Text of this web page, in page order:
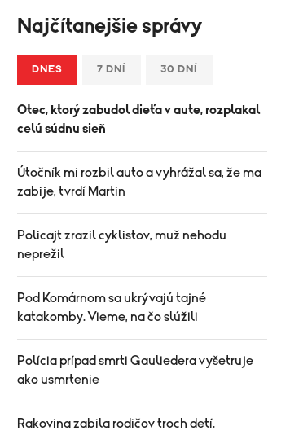
Najčítanejšie správy
DNES 7 DNÍ 30 DNÍ
Otec, ktorý zabudol dieťa v aute, rozplakal
celú súdnu sieň
Útočník mi rozbil auto a vyhrážal sa, že ma
zabije, tvrdí Martin
Policajt zrazil cyklistov, muž nehodu
neprežil
Pod Komárnom sa ukrývajú tajné
katakomby. Vieme, na čo slúžili
Polícia prípad smrti Gauliedera vyšetruje
ako usmrtenie
Rakovina zabila rodičov troch detí.